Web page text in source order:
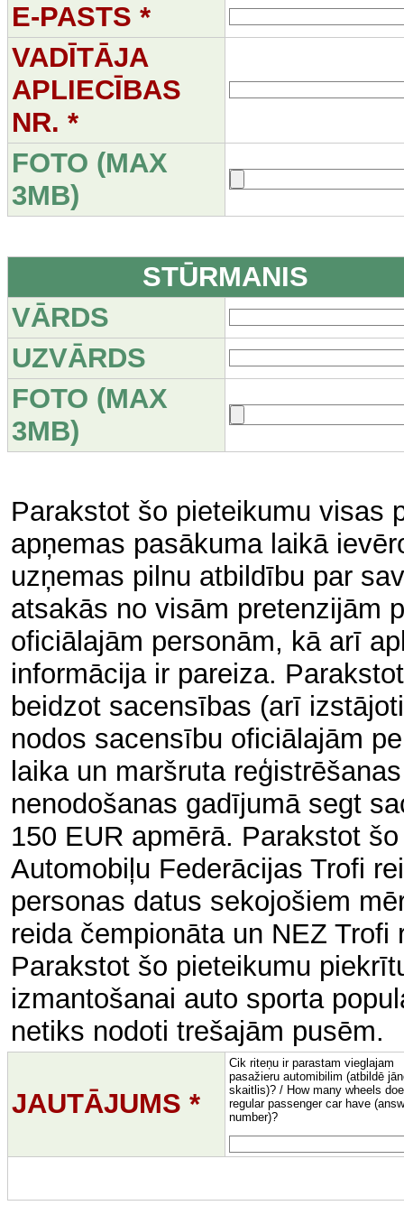
E-PASTS *
VADĪTĀJA
APLIECĪBAS
NR. *
FOTO (MAX
3MB)
STŪRMANIS
VĀRDS
UZVĀRDS
FOTO (MAX
3MB)
Parakstot šo pieteikumu visas
apņemas pasākuma laikā
uzņemas pilnu atbildību par
atsakās no visām pretenzijām
oficiālajām personām, kā arī
informācija ir pareiza.
beidzot sacensības (arī
nodos sacensību oficiālajām
laika un maršruta
nenodošanas gadījumā segt
150 EUR apmērā. Parakstot
Automobiļu Federācijas Trofi
personas datus sekojošiem
reida čempionāta un NEZ
Parakstot šo pieteikumu
izmantošanai auto sporta
netiks nodoti trešajām pusēm.
JAUTĀJUMS *
Cik riteņu ir parastam vieglajam
pasažieru automibilim (atbildē
skaitlis)? / How many wheels
regular passenger car have
number)?